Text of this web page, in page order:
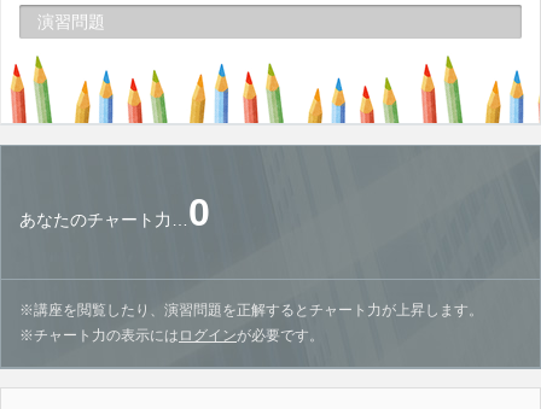
演習問題
あなたのチャート力… 0
※講座を閲覧したり、演習問題を正解するとチャート力が上昇します。
※チャート力の表示には ログインが必要です。